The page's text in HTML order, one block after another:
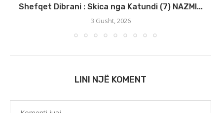
Shefqet Dibrani : Skica nga Katundi (7) NAZMI...
3 Gusht, 2026
LINI NJË KOMENT